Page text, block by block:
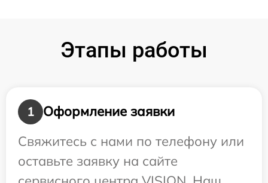
Этапы работы
1
Оформление заявки
Свяжитесь с нами по телефону или
оставьте заявку на сайте